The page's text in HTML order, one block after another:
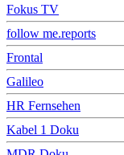
Fokus TV
follow me.reports
Frontal
Galileo
HR Fernsehen
Kabel 1 Doku